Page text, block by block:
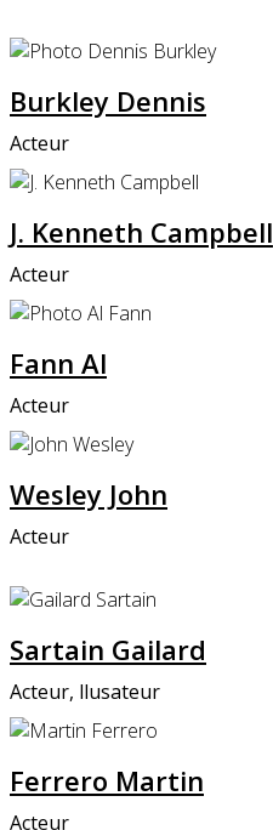
Burkley Dennis
Acteur
J. Kenneth Campbell
Acteur
Fann Al
Acteur
Wesley John
Acteur
Sartain Gailard
Acteur, llusateur
Ferrero Martin
Acteur